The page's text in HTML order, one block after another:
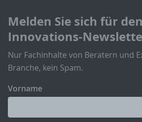
Melden Sie sich für den
Innovations-
Nur Fachinhalte von Beratern und
Branche, kein Spam.
Vorname